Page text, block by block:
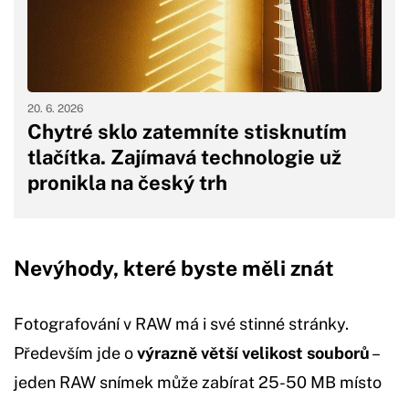
Chytré sklo zatemníte stisknutím
tlačítka. Zajímavá technologie už
pronikla na český trh
20. 6. 2026
Nevýhody, které byste měli znát
Fotografování v RAW má i své stinné stránky.
Především jde ovýrazně větší velikost souborů–
jeden RAW snímek může zabírat 25-50 MB místo